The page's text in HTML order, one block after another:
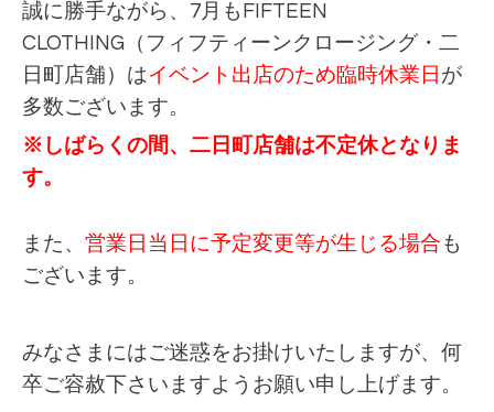
誠に勝手ながら、7月もFIFTEEN
CLOTHING（フィフティーンクロージング・二
日町店舗）はイベント出店のため臨時休業日 が
多数ございます。
※しばらくの間、二日町店舗は不定休となりま
す。
また、 営業日当日に予定変更等が生じる場合 も
ございます。
みなさまにはご迷惑をお掛けいたしますが、何
卒ご容赦下さいますようお願い申し上げます。